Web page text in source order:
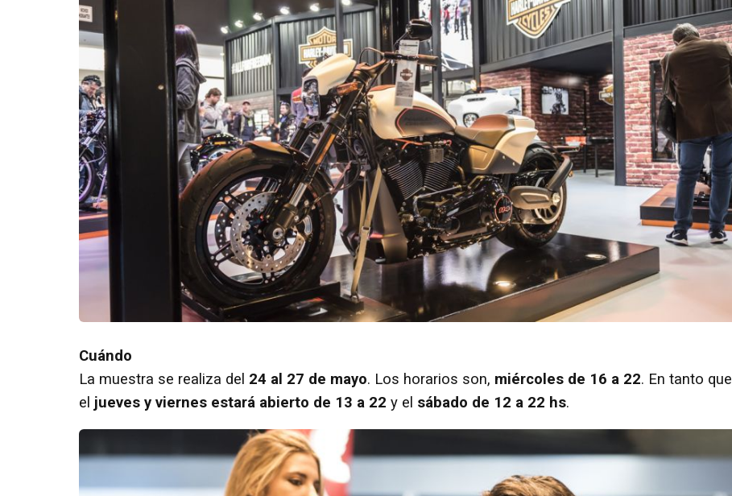
Cuándo
La muestra se realiza del 24 al 27 de mayo. Los horarios son, miércoles de 16 a 22. En tanto que
el jueves y viernes estará abierto de 13 a 22 y el sábado de 12 a 22 hs.